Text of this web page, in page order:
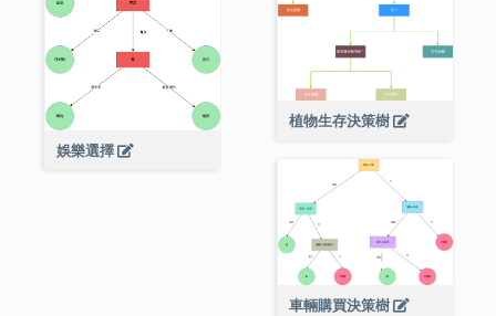
娛樂選擇
植物生存決策樹
車輛購買決策樹